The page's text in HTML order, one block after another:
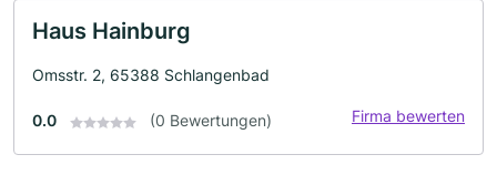
Haus Hainburg
Omsstr. 2, 65388 Schlangenbad
0.0 (0 Bewertungen) Firma bewerten